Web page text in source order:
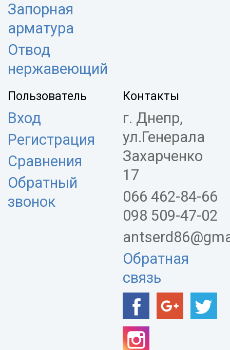
Запорная
арматура
Отвод
нержавеющий
Пользователь
Вход
Регистрация
Сравнения
Обратный
звонок
Контакты
г. Днепр,
ул.Генерала
Захарченко
17
066 462-84-66
098 509-47-02
Обратная
связь